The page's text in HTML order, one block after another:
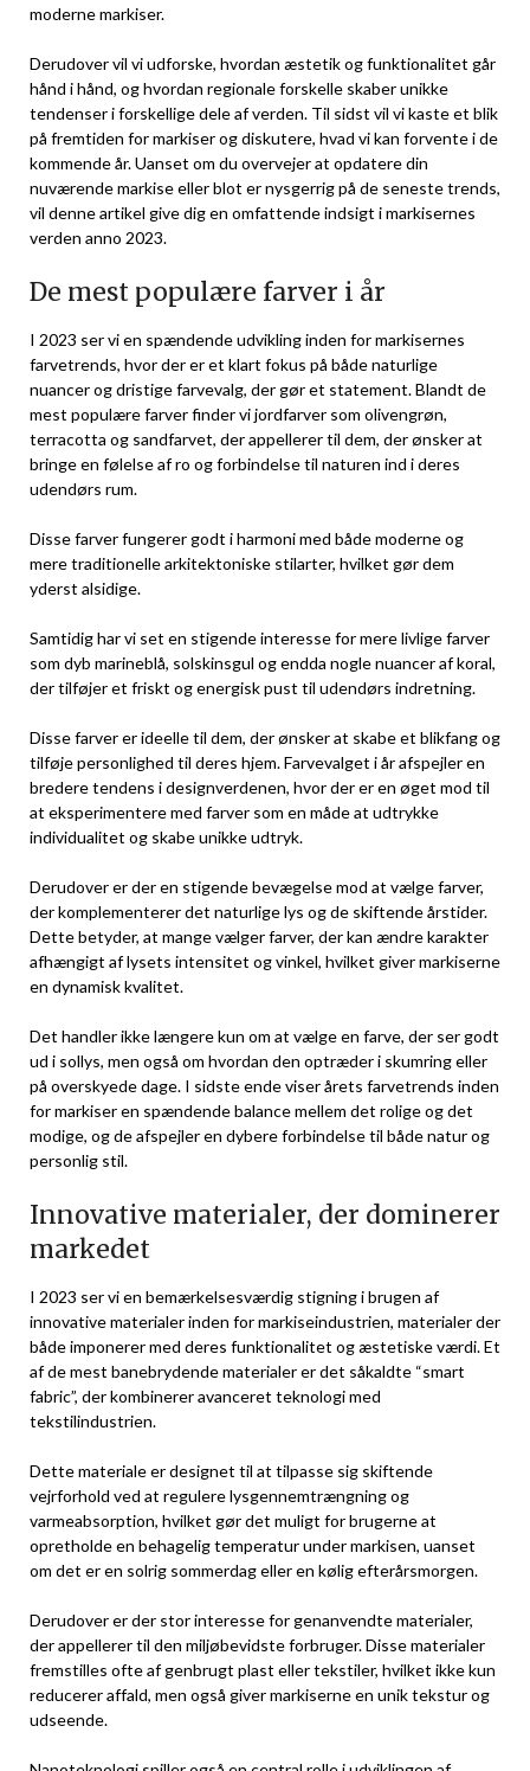
moderne markiser.
Derudover vil vi udforske, hvordan æstetik og funktionalitet går
hånd i hånd, og hvordan regionale forskelle skaber unikke
tendenser i forskellige dele af verden. Til sidst vil vi kaste et blik
på fremtiden for markiser og diskutere, hvad vi kan forvente i de
kommende år. Uanset om du overvejer at opdatere din
nuværende markise eller blot er nysgerrig på de seneste trends,
vil denne artikel give dig en omfattende indsigt i markisernes
verden anno 2023.
De mest populære farver i år
I 2023 ser vi en spændende udvikling inden for markisernes
farvetrends, hvor der er et klart fokus på både naturlige
nuancer og dristige farvevalg, der gør et statement. Blandt de
mest populære farver finder vi jordfarver som olivengrøn,
terracotta og sandfarvet, der appellerer til dem, der ønsker at
bringe en følelse af ro og forbindelse til naturen ind i deres
udendørs rum.
Disse farver fungerer godt i harmoni med både moderne og
mere traditionelle arkitektoniske stilarter, hvilket gør dem
yderst alsidige.
Samtidig har vi set en stigende interesse for mere livlige farver
som dyb marineblå, solskinsgul og endda nogle nuancer af koral,
der tilføjer et friskt og energisk pust til udendørs indretning.
Disse farver er ideelle til dem, der ønsker at skabe et blikfang og
tilføje personlighed til deres hjem. Farvevalget i år afspejler en
bredere tendens i designverdenen, hvor der er en øget mod til
at eksperimentere med farver som en måde at udtrykke
individualitet og skabe unikke udtryk.
Derudover er der en stigende bevægelse mod at vælge farver,
der komplementerer det naturlige lys og de skiftende årstider.
Dette betyder, at mange vælger farver, der kan ændre karakter
afhængigt af lysets intensitet og vinkel, hvilket giver markiserne
en dynamisk kvalitet.
Det handler ikke længere kun om at vælge en farve, der ser godt
ud i sollys, men også om hvordan den optræder i skumring eller
på overskyede dage. I sidste ende viser årets farvetrends inden
for markiser en spændende balance mellem det rolige og det
modige, og de afspejler en dybere forbindelse til både natur og
personlig stil.
Innovative materialer, der dominerer
markedet
I 2023 ser vi en bemærkelsesværdig stigning i brugen af
innovative materialer inden for markiseindustrien, materialer der
både imponerer med deres funktionalitet og æstetiske værdi. Et
af de mest banebrydende materialer er det såkaldte “smart
fabric”, der kombinerer avanceret teknologi med
tekstilindustrien.
Dette materiale er designet til at tilpasse sig skiftende
vejrforhold ved at regulere lysgennemtrængning og
varmeabsorption, hvilket gør det muligt for brugerne at
opretholde en behagelig temperatur under markisen, uanset
om det er en solrig sommerdag eller en kølig efterårsmorgen.
Derudover er der stor interesse for genanvendte materialer,
der appellerer til den miljøbevidste forbruger. Disse materialer
fremstilles ofte af genbrugt plast eller tekstiler, hvilket ikke kun
reducerer affald, men også giver markiserne en unik tekstur og
udseende.